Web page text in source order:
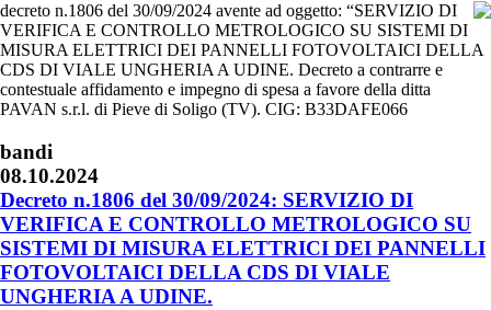
decreto n.1806 del 30/09/2024 avente ad oggetto: “SERVIZIO DI
VERIFICA E CONTROLLO METROLOGICO SU SISTEMI DI
MISURA ELETTRICI DEI PANNELLI FOTOVOLTAICI DELLA
CDS DI VIALE UNGHERIA A UDINE. Decreto a contrarre e
contestuale affidamento e impegno di spesa a favore della ditta
PAVAN s.r.l. di Pieve di Soligo (TV). CIG: B33DAFE066
bandi
08.10.2024
Decreto n.1806 del 30/09/2024: SERVIZIO DI
VERIFICA E CONTROLLO METROLOGICO SU
SISTEMI DI MISURA ELETTRICI DEI PANNELLI
FOTOVOLTAICI DELLA CDS DI VIALE
UNGHERIA A UDINE.